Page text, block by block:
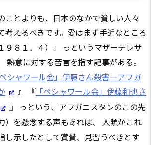
ことよりも、日本のなかで貧しい人々
考えるべきです。愛はまず手近なところ
９８１．４）」 っというマザーテレサ
熱意に対する苦言を指す記事がある。
ペシャワール会」伊藤さん殺害―アフガ
』 『 「ペシャワール会」伊藤和也さ
』 っという、アフガニスタンのこの先
）を懸念する声もあれば、 人類がこれ
し示したとして賞賛、見習うべきとす